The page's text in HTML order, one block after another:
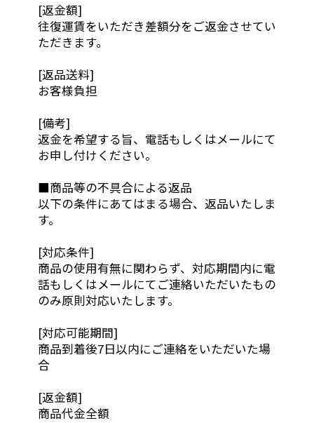
[返金額]
往復運賃をいただき差額分をご返金させてい
ただきます。
[返品送料]
お客様負担
[備考]
返金を希望する旨、電話もしくはメールにて
お申し付けください。
■商品等の不具合による返品
以下の条件にあてはまる場合、返品いたしま
す。
[対応条件]
商品の使用有無に関わらず、対応期間内に電
話もしくはメールにてご連絡いただいたもの
のみ原則対応いたします。
[対応可能期間]
商品到着後7日以内にご連絡をいただいた場
合
[返金額]
商品代金全額